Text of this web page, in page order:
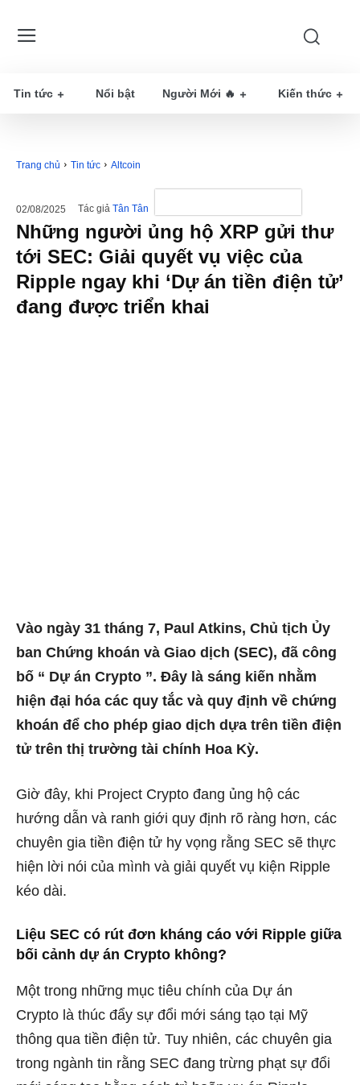
Tin tức Nổi bật Người Mới 🔥 Kiến thức
Trang chủ Tin tức Altcoin
02/08/2025 Tác giả Tân Tân
Những người ủng hộ XRP gửi thư
tới SEC: Giải quyết vụ việc của
Ripple ngay khi ‘Dự án tiền điện tử’
đang được triển khai
Vào ngày 31 tháng 7, Paul Atkins, Chủ tịch Ủy
ban Chứng khoán và Giao dịch (SEC), đã công
bố “ Dự án Crypto ”. Đây là sáng kiến nhằm
hiện đại hóa các quy tắc và quy định về chứng
khoán để cho phép giao dịch dựa trên tiền điện
tử trên thị trường tài chính Hoa Kỳ.
Giờ đây, khi Project Crypto đang ủng hộ các
hướng dẫn và ranh giới quy định rõ ràng hơn, các
chuyên gia tiền điện tử hy vọng rằng SEC sẽ thực
hiện lời nói của mình và giải quyết vụ kiện Ripple
kéo dài.
Liệu SEC có rút đơn kháng cáo với Ripple giữa
bối cảnh dự án Crypto không?
Một trong những mục tiêu chính của Dự án
Crypto là thúc đẩy sự đổi mới sáng tạo tại Mỹ
thông qua tiền điện tử. Tuy nhiên, các chuyên gia
trong ngành tin rằng SEC đang trừng phạt sự đổi